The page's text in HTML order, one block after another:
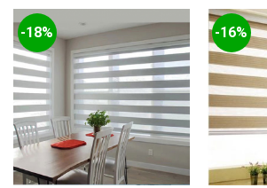
-18% -16%